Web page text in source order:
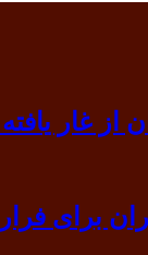
بیرون آمد/
فرار از